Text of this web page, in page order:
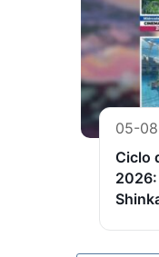
05-
Ciclo